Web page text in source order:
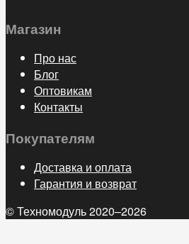
Магазин
Про нас
Блог
Оптовикам
Контакты
Покупателям
Доставка и оплата
Гарантия и возврат
© Техномодуль 2020–2026